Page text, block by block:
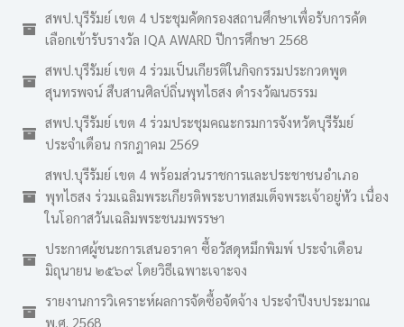
สพป.บุรีรัมย์ เขต 4 ประชุมคัดกรองสถานศึกษาเพื่อรับการคัด
เลือกเข้ารับรางวัล IQA AWARD ปีการศึกษา 2568
สพป.บุรีรัมย์ เขต 4 ร่วมเป็นเกียรติในกิจกรรมประกวดพูด
สุนทรพจน์ สืบสานศิลป์ถิ่นพุทไธสง ดำรงวัฒนธรรม
สพป.บุรีรัมย์ เขต 4 ร่วมประชุมคณะกรมการจังหวัดบุรีรัมย์
ประจำเดือน กรกฎาคม 2569
สพป.บุรีรัมย์ เขต 4 พร้อมส่วนราชการและประชาชนอำเภอ
พุทไธสง ร่วมเฉลิมพระเกียรติพระบาทสมเด็จพระเจ้าอยู่หัว เนื่อง
ในโอกาสวันเฉลิมพระชนมพรรษา
ประกาศผู้ชนะการเสนอราคา ซื้อวัสดุหมึกพิมพ์ ประจำเดือน
มิถุนายน ๒๕๖๙ โดยวิธีเฉพาะเจาะจง
รายงานการวิเคราะห์ผลการจัดซื้อจัดจ้าง ประจำปีงบประมาณ
พ.ศ. 2568